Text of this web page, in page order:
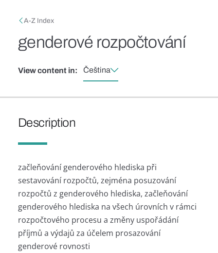
Breadcrumb
A-Z Index
genderové rozpočtování
View content in: Čeština
Description
začleňování genderového hlediska při
sestavování rozpočtů, zejména posuzování
rozpočtů z genderového hlediska, začleňování
genderového hlediska na všech úrovních v rámci
rozpočtového procesu a změny uspořádání
příjmů a výdajů za účelem prosazování
genderové rovnosti